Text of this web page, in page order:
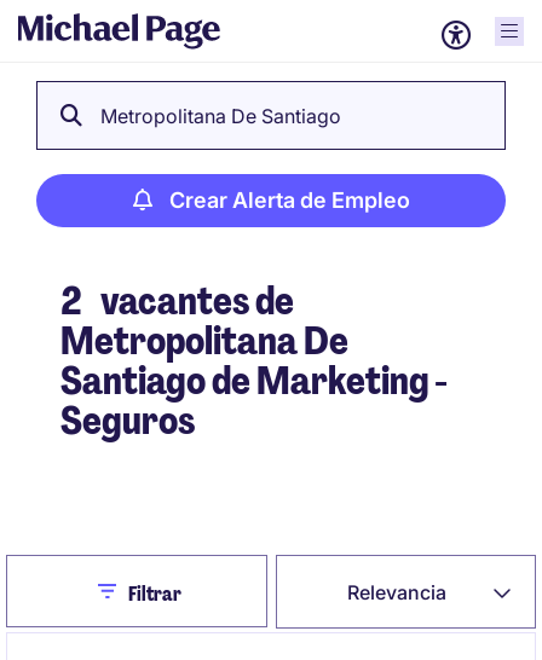
Metropolitana De Santiago
Crear Alerta de Empleo
2 vacantes de
Metropolitana De
Santiago de Marketing -
Seguros
Relevancia
CloseFiltrar